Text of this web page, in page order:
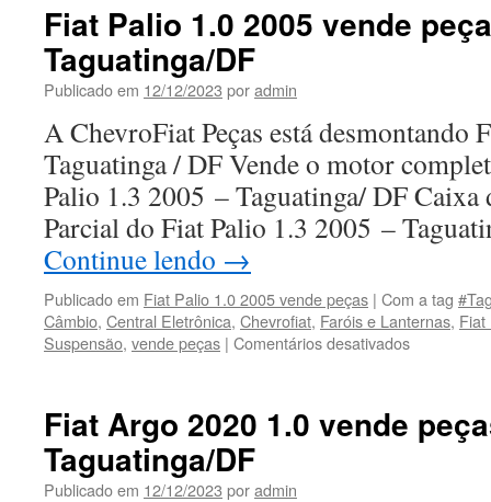
Fiat Palio 1.0 2005 vende
Taguatinga/DF
Publicado em 12/12/2023 poradmin
A ChevroFiat Peças está desmontando
Taguatinga / DF Vende o motor
Palio 1.3 2005 – Taguatinga/ DF Caixa
Parcial do Fiat Palio 1.3 2005 –
Continue lendo →
Publicado em Fiat Palio 1.0 2005 vende peças | Com a tag
Câmbio, Central Eletrônica, Chevrofiat, Faróis e Lanternas, Fiat
Suspensão, vende peças | Comentários desativados
2005
Fiat Argo 2020 1.0 vende
Taguatinga/DF
Publicado em 12/12/2023 poradmin